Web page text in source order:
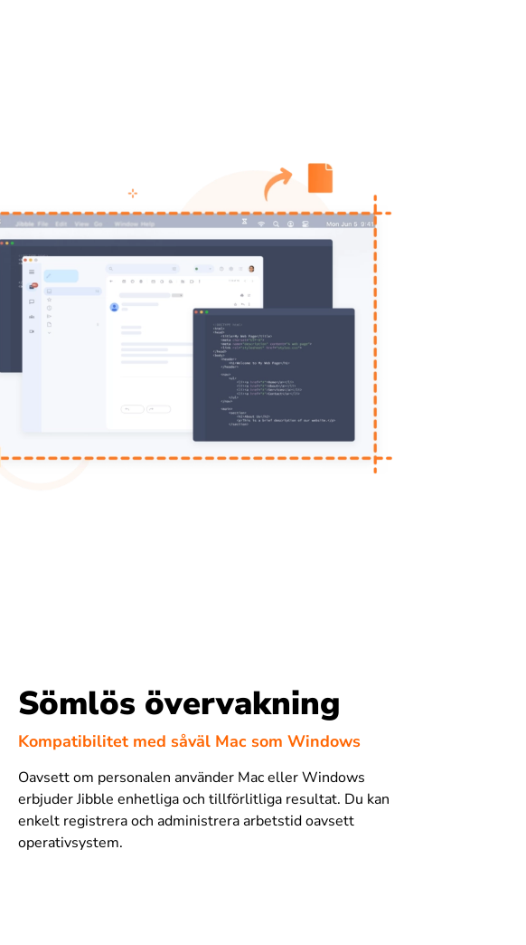
Sömlös övervakning
Kompatibilitet med såväl Mac som Windows
Oavsett om personalen använder Mac eller Windows
erbjuder Jibble enhetliga och tillförlitliga resultat. Du kan
enkelt registrera och administrera arbetstid oavsett
operativsystem.